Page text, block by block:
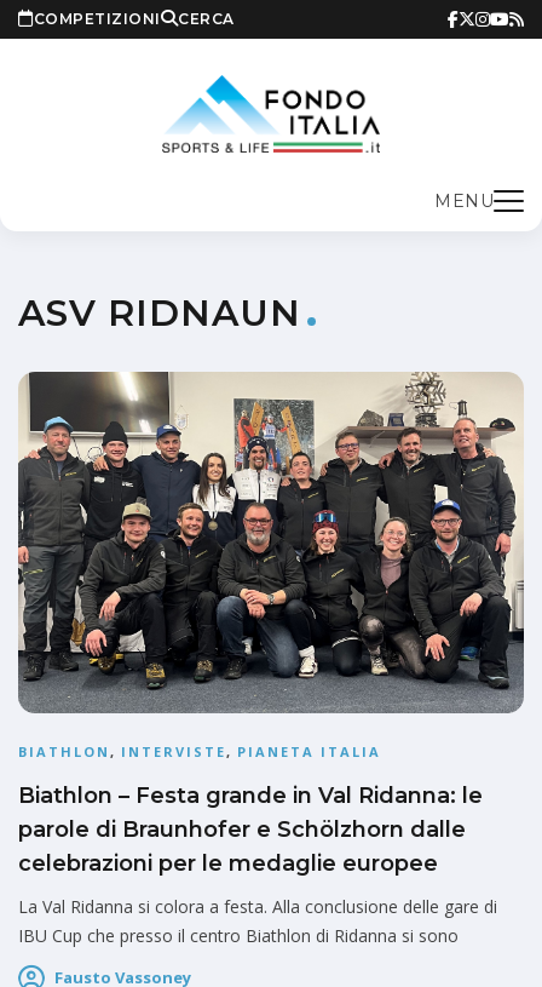
COMPETIZIONI CERCA
MENU
ASV RIDNAUN
BIATHLON , INTERVISTE, PIANETA ITALIA
Biathlon – Festa grande in Val Ridanna: le
parole di Braunhofer e Schölzhorn dalle
celebrazioni per le medaglie europee
La Val Ridanna si colora a festa. Alla conclusione delle gare di
IBU Cup che presso il centro Biathlon di Ridanna si sono
Fausto Vassoney